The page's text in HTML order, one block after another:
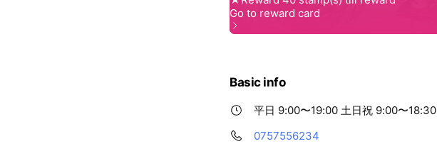
Basic info
平日 9:00〜19:00 土日祝 9:00〜18:30
0757556234